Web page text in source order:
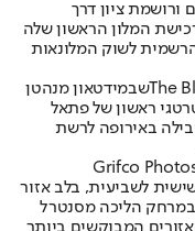
ציון דרך
המלון הראשון שלה
לשוק המלונאות
Theשבמידטאון מנהטן
אסטרטגי ראשון של פתאל
באירופה לרשת
השדרה השישית לשביעית, בלב אזור
במרחק הליכה מסנטרל